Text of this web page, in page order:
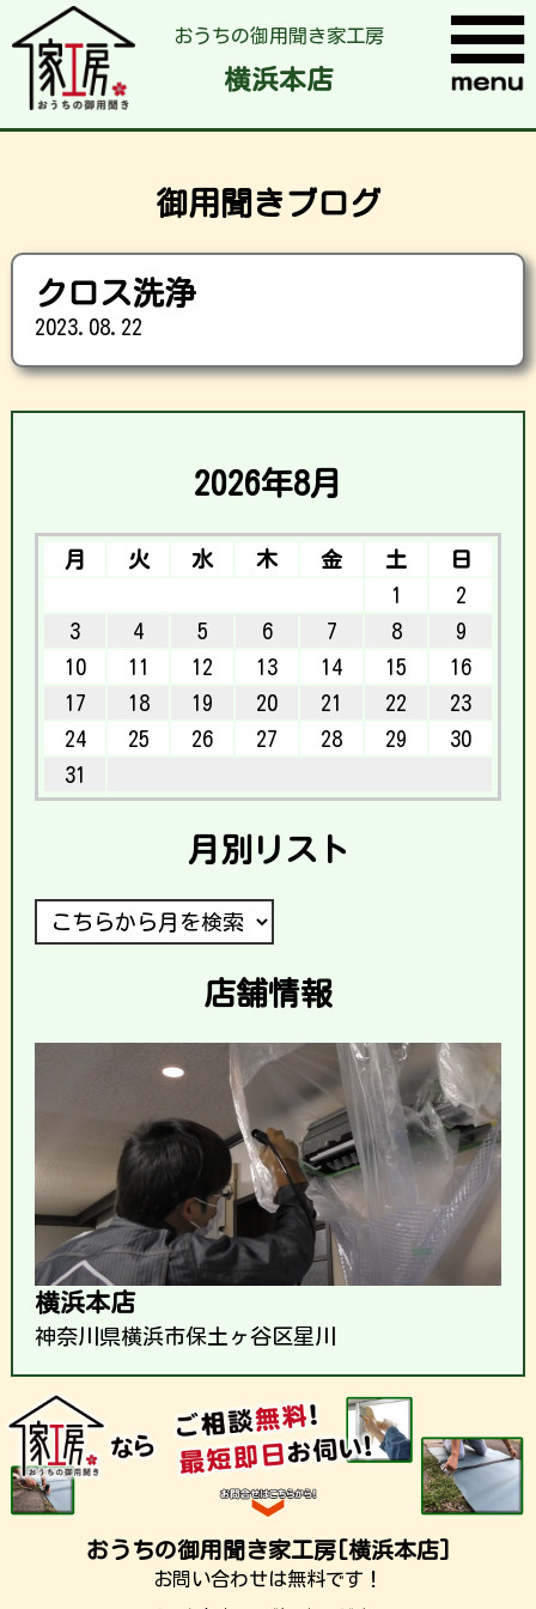
おうちの御用聞き家工房
横浜本店
御用聞きブログ
クロス洗浄
2023.08.22
2026年8月
月 火 水 木 金 土
日
1
2
3
4 5 6 7 8
9
10
11 12 13 14 15
16
17
18 19 20 21 22
23
24
25 26 27 28 29
30
31
月別リスト
店舗情報
横浜本店
神奈川県横浜市保土ヶ谷区星川
おうちの御用聞き家工房[横浜本店]
お問い合わせは無料です！